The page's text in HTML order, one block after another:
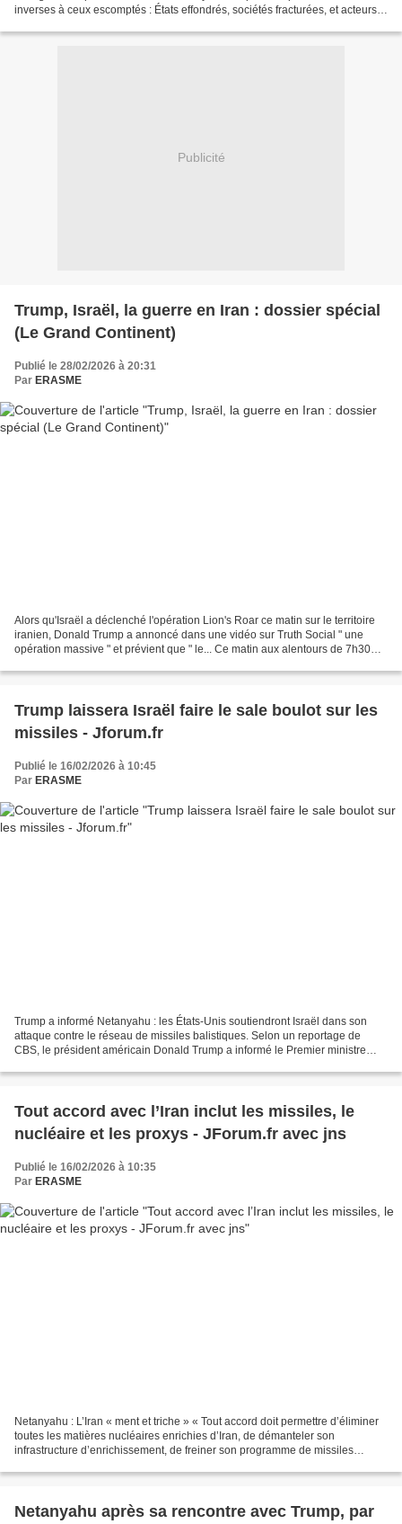
inverses à ceux escomptés : États effondrés, sociétés fracturées, et acteurs
Publicité
Trump, Israël, la guerre en Iran : dossier spécial
(Le Grand Continent)
Publié le 28/02/2026 à 20:31
Par ERASME
Alors qu'Israël a déclenché l'opération Lion's Roar ce matin sur le territoire
iranien, Donald Trump a annoncé dans une vidéo sur Truth Social " une
opération massive " et prévient que " le... Ce matin aux alentours de 7h30
Trump laissera Israël faire le sale boulot sur les
missiles - Jforum.fr
Publié le 16/02/2026 à 10:45
Par ERASME
Trump a informé Netanyahu : les États-Unis soutiendront Israël dans son
attaque contre le réseau de missiles balistiques. Selon un reportage de
CBS, le président américain Donald Trump a informé le Premier ministre
Tout accord avec l’Iran inclut les missiles, le
nucléaire et les proxys - JForum.fr avec jns
Publié le 16/02/2026 à 10:35
Par ERASME
Netanyahu : L’Iran « ment et triche » « Tout accord doit permettre d’éliminer
toutes les matières nucléaires enrichies d’Iran, de démanteler son
infrastructure d’enrichissement, de freiner son programme de missiles
Netanyahu après sa rencontre avec Trump, par